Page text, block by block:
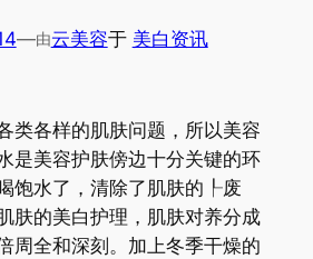
—由云美容于 美白资讯
类各样的肌肤问题，所以美容
是美容护肤傍边十分关键的环
饱水了，清除了肌肤的┞废
肤的美白护理，肌肤对养分成
周全和深刻。加上冬季干燥的